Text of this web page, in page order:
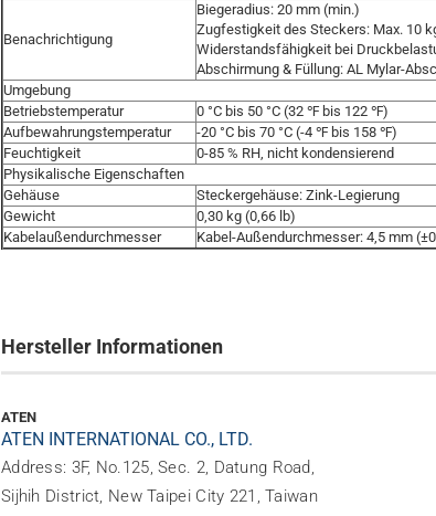
Benachrichtigung
Biegeradius: 20 mm (min.)
Zugfestigkeit des Steckers: Max. 10
Widerstandsfähigkeit bei
Abschirmung & Füllung: AL Mylar-
Umgebung
Betriebstemperatur
0 °C bis 50 °C (32 ℉ bis 122 ℉)
Aufbewahrungstemperatur
-20 °C bis 70 °C (-4 ℉ bis 158 ℉)
Feuchtigkeit
0-85 % RH, nicht kondensierend
Physikalische Eigenschaften
Gehäuse
Steckergehäuse: Zink-Legierung
Gewicht
0,30 kg (0,66 lb)
Kabelaußendurchmesser
Kabel-Außendurchmesser: 4,5 mm
Hersteller Informationen
ATEN
ATEN INTERNATIONAL CO., LTD.
Address: 3F, No.125, Sec. 2, Datung Road,
Sijhih District, New Taipei City 221, Taiwan